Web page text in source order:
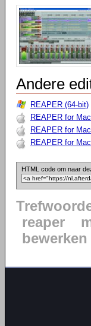
Andere
REAPER (64-bit)
REAPER for
REAPER for
REAPER for
HTML code om naar
reaper
bewerken